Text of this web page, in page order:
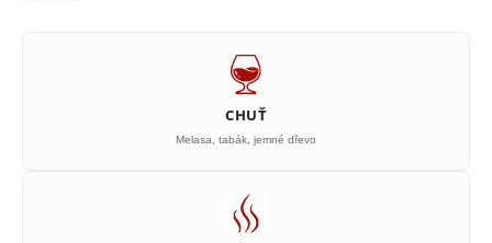
CHUŤ
Melasa, tabák, jemné dřevo